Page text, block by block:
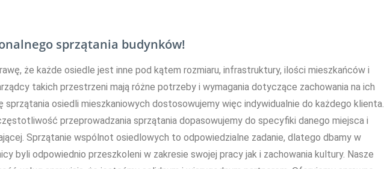
sprzątania budynków!
że każde osiedle jest inne pod kątem rozmiaru, infrastruktury, ilości mieszkańców i
takich przestrzeni mają różne potrzeby i wymagania dotyczące zachowania na ich
sprzątania osiedli mieszkaniowych dostosowujemy więc indywidualnie do każdego klienta.
przeprowadzania sprzątania dopasowujemy do specyfiki danego miejsca i
Sprzątanie wspólnot osiedlowych to odpowiedzialne zadanie, dlatego dbamy w
byli odpowiednio przeszkoleni w zakresie swojej pracy jak i zachowania kultury. Nasze